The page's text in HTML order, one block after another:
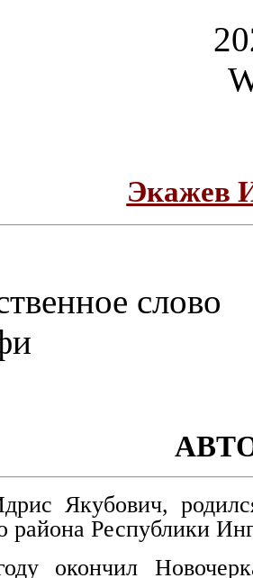
Экажев
слово
Якубович,
района Республики
окончил